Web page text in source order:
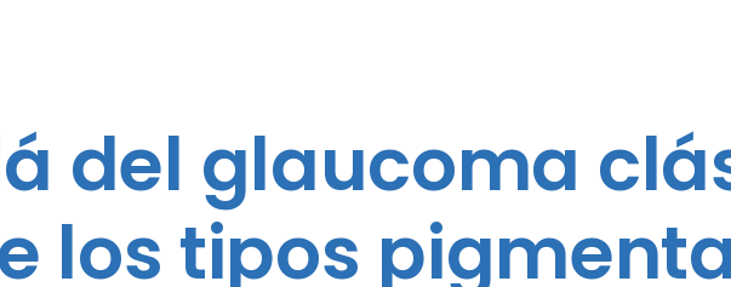
del glaucoma
los tipos